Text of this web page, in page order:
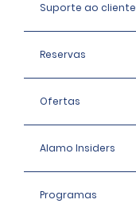
Suporte ao cliente
Reservas
Ofertas
Alamo Insiders
Programas